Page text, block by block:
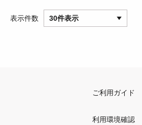
表示件数 30件表示
ご利用ガイド
利用環境確認